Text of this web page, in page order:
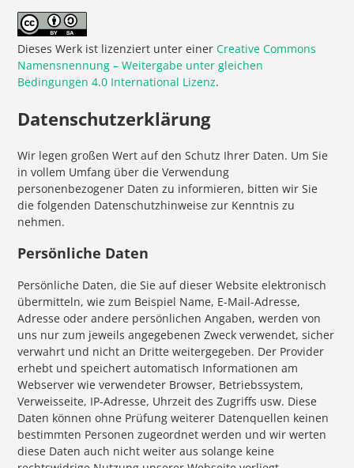
Dieses Werk ist lizenziert unter einerCreative Commons
Namensnennung – Weitergabe unter gleichen
Bedingungen 4.0 International Lizenz.
Datenschutzerklärung
Wir legen großen Wert auf den Schutz Ihrer Daten. Um Sie
in vollem Umfang über die Verwendung
personenbezogener Daten zu informieren, bitten wir Sie
die folgenden Datenschutzhinweise zur Kenntnis zu
nehmen.
Persönliche Daten
Persönliche Daten, die Sie auf dieser Website elektronisch
übermitteln, wie zum Beispiel Name, E-Mail-Adresse,
Adresse oder andere persönlichen Angaben, werden von
uns nur zum jeweils angegebenen Zweck verwendet, sicher
verwahrt und nicht an Dritte weitergegeben. Der Provider
erhebt und speichert automatisch Informationen am
Webserver wie verwendeter Browser, Betriebssystem,
Verweisseite, IP-Adresse, Uhrzeit des Zugriffs usw. Diese
Daten können ohne Prüfung weiterer Datenquellen keinen
bestimmten Personen zugeordnet werden und wir werten
diese Daten auch nicht weiter aus solange keine